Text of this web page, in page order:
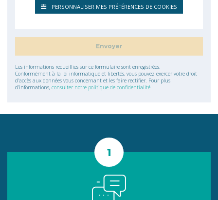
PERSONNALISER MES PRÉFÉRENCES DE COOKIES
Les informations recueillies sur ce formulaire sont enregistrées.
Conformément à la loi informatique et libertés, vous pouvez exercer votre droit
d’accès aux données vous concernant et les faire rectifier. Pour plus
d’informations, consulter notre politique de confidentialité.